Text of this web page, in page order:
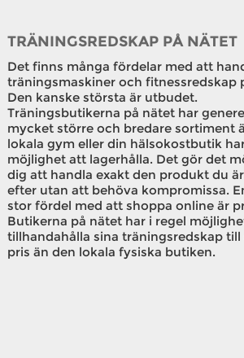
TRÄNINGSREDSKAP PÅ NÄTET
Det finns många fördelar med att
träningsmaskiner och fitnessredskap
Den kanske största är utbudet.
Träningsbutikerna på nätet har
mycket större och bredare sortiment
lokala gym eller din hälsokostbutik
möjlighet att lagerhålla. Det gör det
dig att handla exakt den produkt du
efter utan att behöva kompromissa.
stor fördel med att shoppa online är
Butikerna på nätet har i regel
tillhandahålla sina träningsredskap
pris än den lokala fysiska butiken.